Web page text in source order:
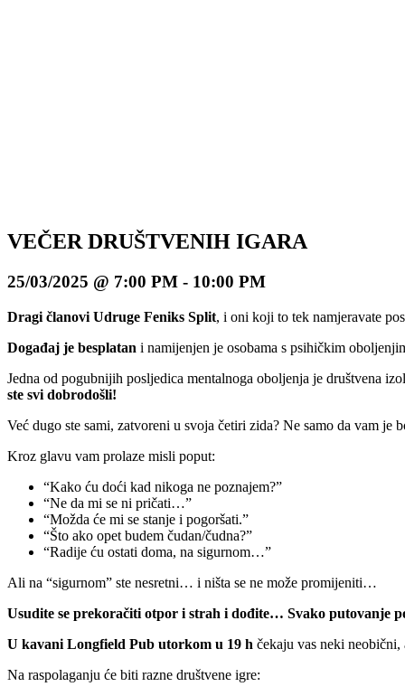
VEČER DRUŠTVENIH IGARA
25/03/2025 @ 7:00 PM - 10:00 PM
Dragi članovi Udruge Feniks Split, i oni koji to tek namjeravate
Događaj je besplatan i namijenjen je osobama s psihičkim
Jedna od pogubnijih posljedica mentalnoga oboljenja je društvena
ste svi dobrodošli!
Već dugo ste sami, zatvoreni u svoja četiri zida? Ne samo da vam
Kroz glavu vam prolaze misli poput:
“Kako ću doći kad nikoga ne poznajem?”
“Ne da mi se ni pričati…”
“Možda će mi se stanje i pogoršati.”
“Što ako opet budem čudan/čudna?”
“Radije ću ostati doma, na sigurnom…”
Ali na “sigurnom” ste nesretni… i ništa se ne može promijeniti…
Usudite se prekoračiti otpor i strah i dođite… Svako putovanje
U kavani Longfield Pub utorkom u 19 h čekaju vas neki
Na raspolaganju će biti razne društvene igre: